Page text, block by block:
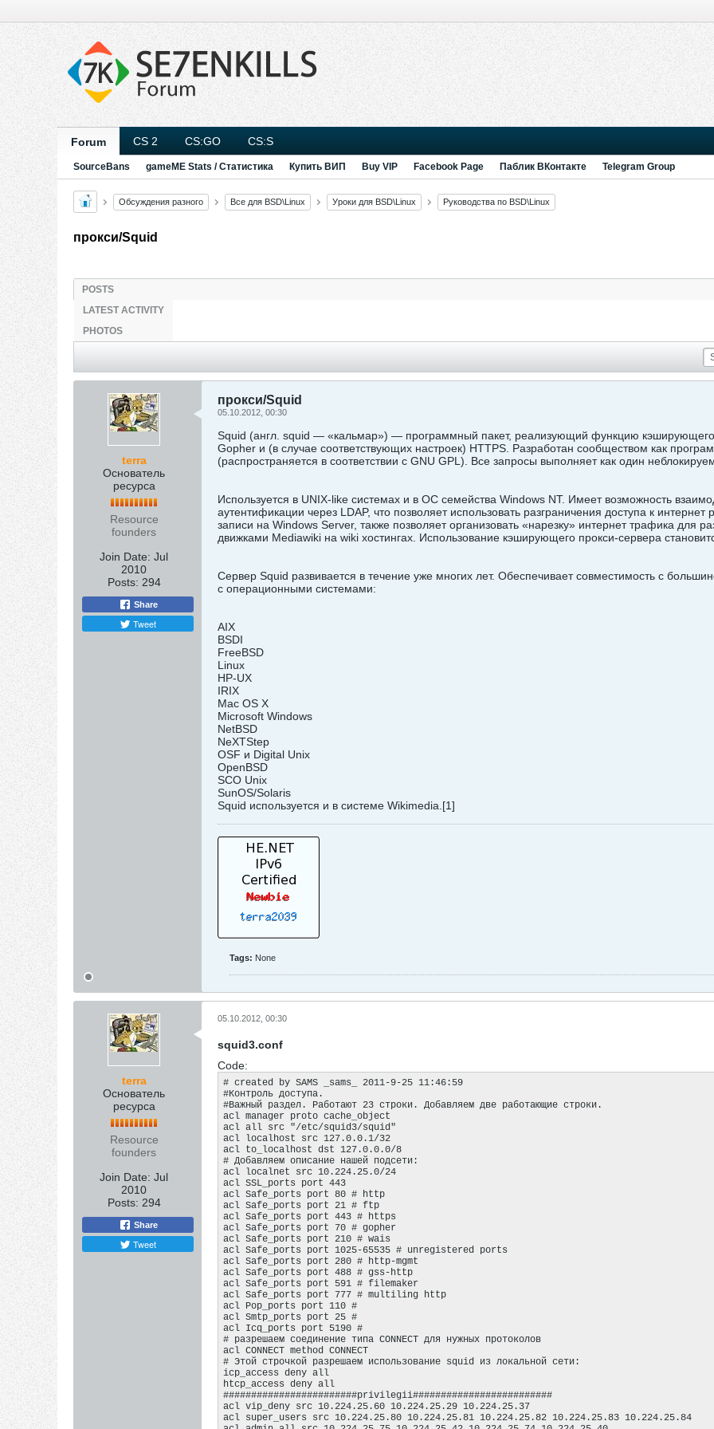
Forum CS 2 CS:GO CS:S
SourceBans gameME Stats / Статистика Купить ВИП Buy VIP Facebook Page Паблик ВКонтакте Telegram Group
Обсуждения разного Все для BSD\Linux Уроки для BSD\Linux Руководства по BSD\Linux
прокси/Squid
POSTS
LATEST ACTIVITY
PHOTOS
terra
Основатель
ресурса
Resource
founders
Join Date: Jul
2010
Posts: 294
Share
Tweet
прокси/Squid
05.10.2012, 00:30
Squid (англ. squid — «кальмар») — программный пакет, реализующий функцию кэширующего
Gopher и (в случае соответствующих настроек) HTTPS. Разработан сообществом как
(распространяется в соответствии с GNU GPL). Все запросы выполняет как один
Используется в UNIX-like системах и в ОС семейства Windows NT. Имеет возможность
аутентификации через LDAP, что позволяет использовать разграничения доступа к
записи на Windows Server, также позволяет организовать «нарезку» интернет трафика для
движками Mediawiki на wiki хостингах. Использование кэширующего прокси-сервера
Сервер Squid развивается в течение уже многих лет. Обеспечивает совместимость с
с операционными системами:
AIX
BSDI
FreeBSD
Linux
HP-UX
IRIX
Mac OS X
Microsoft Windows
NetBSD
NeXTStep
OSF и Digital Unix
OpenBSD
SCO Unix
SunOS/Solaris
Squid используется и в системе Wikimedia.[1]
Tags: None
terra
Основатель
ресурса
Resource
founders
Join Date: Jul
2010
Posts: 294
Share
Tweet
05.10.2012, 00:30
squid3.conf
Code:
# created by SAMS _sams_ 2011-9-25 11:46:59
#Контроль доступа.
#Важный раздел. Работают 23 строки. Добавляем две работающие строки.
acl manager proto cache_object
acl all src "/etc/squid3/squid"
acl localhost src 127.0.0.1/32
acl to_localhost dst 127.0.0.0/8
# Добавляем описание нашей подсети:
acl localnet src 10.224.25.0/24
acl SSL_ports port 443
acl Safe_ports port 80 # http
acl Safe_ports port 21 # ftp
acl Safe_ports port 443 # https
acl Safe_ports port 70 # gopher
acl Safe_ports port 210 # wais
acl Safe_ports port 1025-65535 # unregistered ports
acl Safe_ports port 280 # http-mgmt
acl Safe_ports port 488 # gss-http
acl Safe_ports port 591 # filemaker
acl Safe_ports port 777 # multiling http
acl Pop_ports port 110 #
acl Smtp_ports port 25 #
acl Icq_ports port 5190 #
# разрешаем соединение типа CONNECT для нужных протоколов
acl CONNECT method CONNECT
# Этой строчкой разрешаем использование squid из локальной сети:
icp_access deny all
htcp_access deny all
########################privilegii#########################
acl vip_deny src 10.224.25.60 10.224.25.29 10.224.25.37
acl super_users src 10.224.25.80 10.224.25.81 10.224.25.82 10.224.25.83 10.224.25.84